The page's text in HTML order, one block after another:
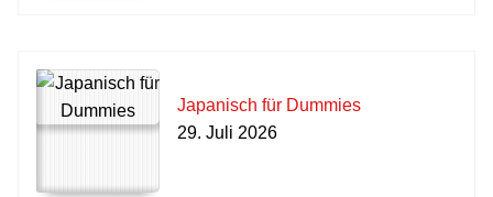
Japanisch für Dummies
29. Juli 2026